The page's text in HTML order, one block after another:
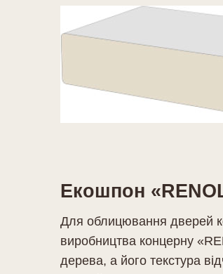
Екошпон
Для облицювання дверей
виробництва концерну
дерева, а його текстура